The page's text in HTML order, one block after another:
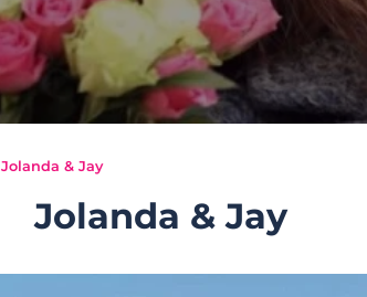
Jolanda & Jay
Jolanda & Jay